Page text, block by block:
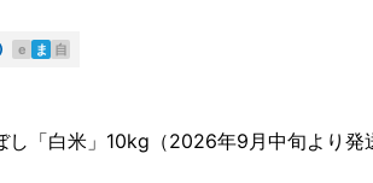
e ま 自
し「白米」10kg（2026年9月中旬より発